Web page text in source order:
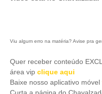
Viu algum erro na matéria? Avise pra
Quer receber conteúdo
área vip clique aqui
Baixe nosso aplicativo móvel